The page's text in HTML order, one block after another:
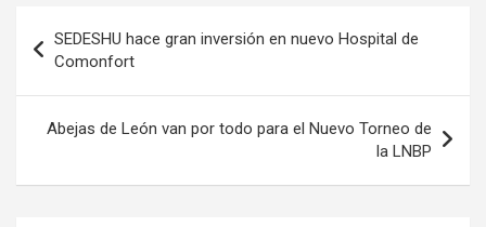
de
entradas
SEDESHU hace gran inversión en nuevo Hospital de
Comonfort
Abejas de León van por todo para el Nuevo Torneo de
la LNBP